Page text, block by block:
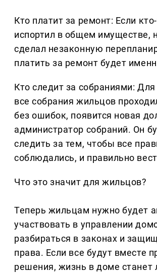
Кто платит за ремонт: Если
испортил в общем имуществе,
сделал незаконную
платить за ремонт будет
Кто следит за собраниями:
все собрания жильцов
без ошибок, появится новая
администратор собраний. Он
следить за тем, чтобы все
соблюдались, и правильно
Что это значит для жильцов?
Теперь жильцам нужно будет
участвовать в управлении
разбираться в законах и
права. Если все будут вместе
решения, жизнь в доме станет